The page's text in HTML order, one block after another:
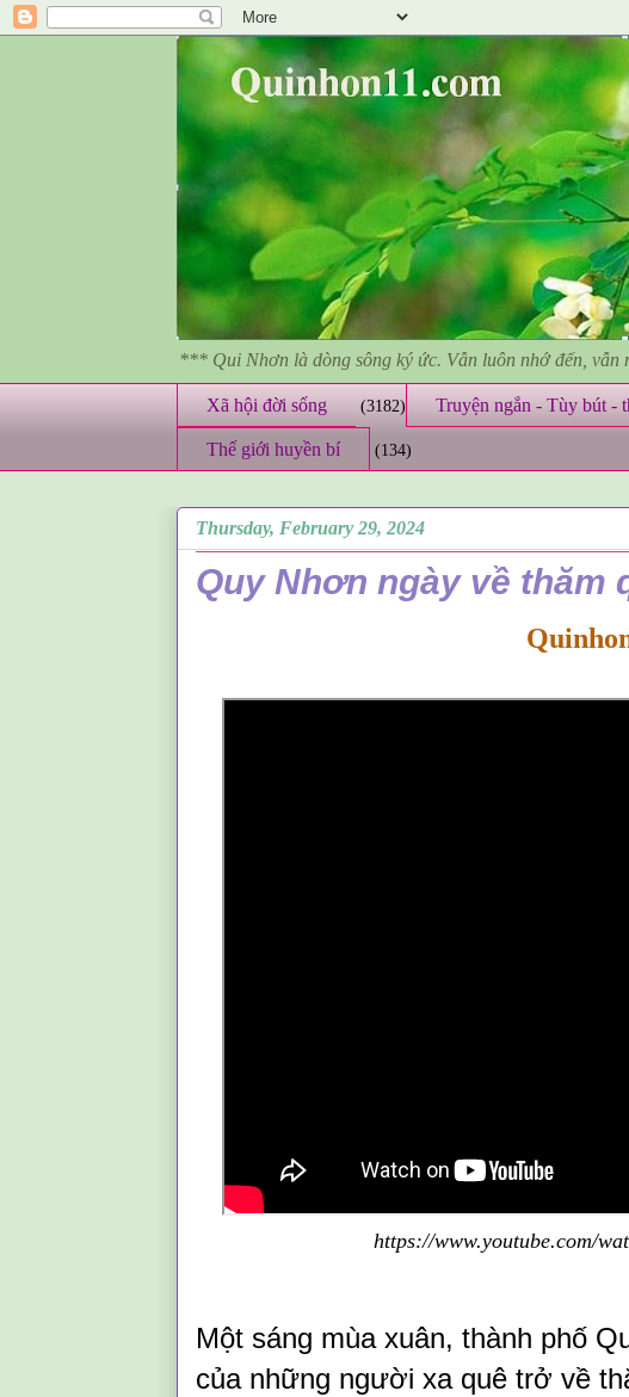
*** Qui Nhơn là dòng sông ký ức. Vẫn luôn nhớ đến, vẫn
Xã hội đời sống (3182) Truyện ngắn - Tùy bút -
Thế giới huyền bí (134)
Thursday, February 29, 2024
Quy Nhơn ngày về thăm
https://www.youtube.com/
Một sáng mùa xuân, thành phố
của những người xa quê trở về